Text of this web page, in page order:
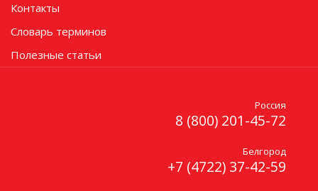
Контакты
Словарь терминов
Полезные статьи
Россия
8 (800) 201-45-72
Белгород
+7 (4722) 37-42-59